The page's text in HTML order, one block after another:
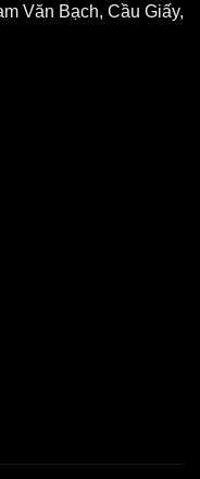
Văn Bạch, Cầu Giấy,